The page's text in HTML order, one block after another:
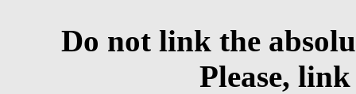
Do not link the
Please,